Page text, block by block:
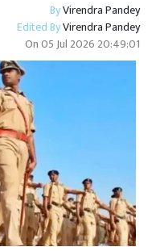
ByVirendra Pandey
Edited ByVirendra Pandey
On05 Jul 2026 20:49:01